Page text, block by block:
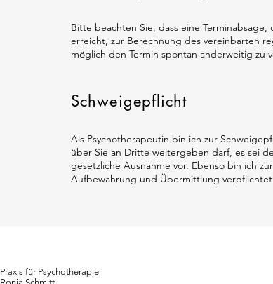
Bitte beachten Sie, dass eine
erreicht, zur Berechnung des vereinbarten
möglich den Termin spontan anderweitig zu
Schweigepflicht
Als Psychotherapeutin bin ich zur
über Sie an Dritte weitergeben darf, es sei
gesetzliche Ausnahme vor. Ebenso bin ich
Aufbewahrung und Übermittlung
Praxis für Psychotherapie